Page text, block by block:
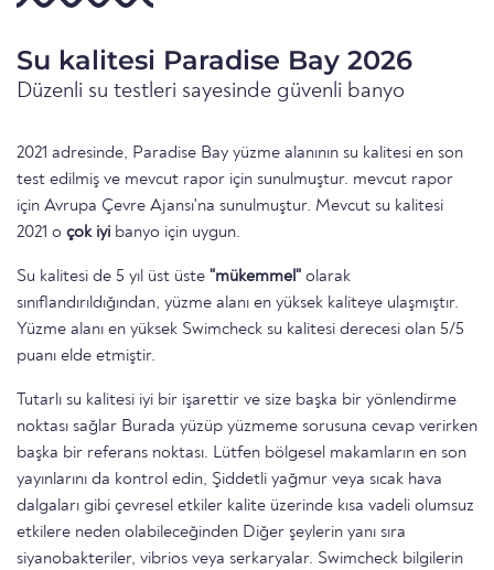
Su kalitesi Paradise Bay 2026
Düzenli su testleri sayesinde güvenli banyo
2021 adresinde, Paradise Bay yüzme alanının su kalitesi en son
test edilmiş ve mevcut rapor için sunulmuştur. mevcut rapor
için Avrupa Çevre Ajansı'na sunulmuştur. Mevcut su kalitesi
2021 o çok iyi banyo için uygun.
Su kalitesi de 5 yıl üst üste "mükemmel" olarak
sınıflandırıldığından, yüzme alanı en yüksek kaliteye ulaşmıştır.
Yüzme alanı en yüksek Swimcheck su kalitesi derecesi olan 5/5
puanı elde etmiştir.
Tutarlı su kalitesi iyi bir işarettir ve size başka bir yönlendirme
noktası sağlar Burada yüzüp yüzmeme sorusuna cevap verirken
başka bir referans noktası. Lütfen bölgesel makamların en son
yayınlarını da kontrol edin, Şiddetli yağmur veya sıcak hava
dalgaları gibi çevresel etkiler kalite üzerinde kısa vadeli olumsuz
etkilere neden olabileceğinden Diğer şeylerin yanı sıra
siyanobakteriler, vibrios veya serkaryalar. Swimcheck bilgilerin